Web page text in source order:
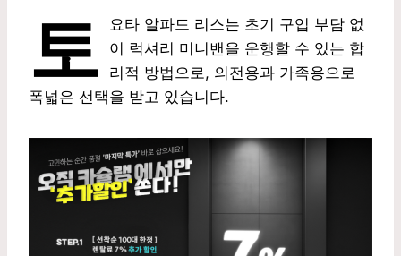
토
요타 알파드 리스는 초기 구입 부담 없
이 럭셔리 미니밴을 운행할 수 있는 합
리적 방법으로, 의전용과 가족용으로
폭넓은 선택을 받고 있습니다.